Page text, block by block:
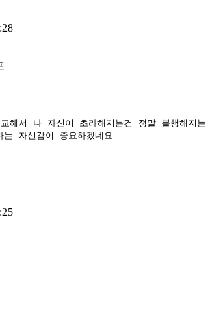
해서 나 자신이 초라해지는건 정말 불행해지
는 자신감이 중요하겠네요